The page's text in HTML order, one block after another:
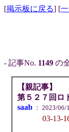
[掲示板に戻る] [
- 記事No. 1149 の
【親記事】
第５２７回ロ
saab： 2023/06/
03-13-